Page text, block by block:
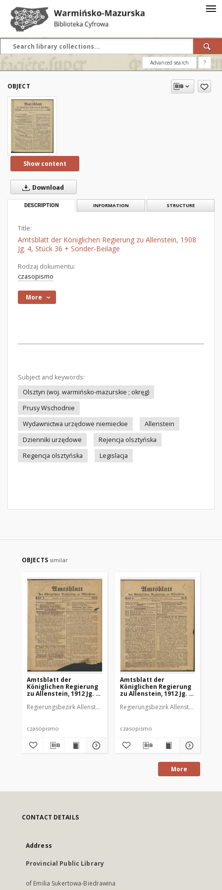
Advanced search ?
OBJECT
Show content
Download
DESCRIPTION INFORMATION STRUCTURE
Title:
Amtsblatt der Königlichen Regierung zu Allenstein, 1908
Jg. 4, Stück 36 + Sonder-Beilage
Rodzaj dokumentu:
czasopismo
More
Subject and keywords:
Olsztyn (woj. warmińsko-mazurskie ; okręg)
Prusy Wschodnie
Wydawnictwa urzędowe niemieckie
Allenstein
Dzienniki urzędowe
Rejencja olsztyńska
Regencja olsztyńska
Legislacja
OBJECTS similar
Amtsblatt der
Königlichen Regierung
zu Allenstein, 1912 Jg. 8,
Regierungsbezirk Allenstein
czasopismo
Amtsblatt der
Königlichen Regierung
zu Allenstein, 1912 Jg. 8,
Regierungsbezirk Allenstein
czasopismo
More
CONTACT DETAILS
Address
Provincial Public Library
of Emilia Sukertowa-Biedrawina